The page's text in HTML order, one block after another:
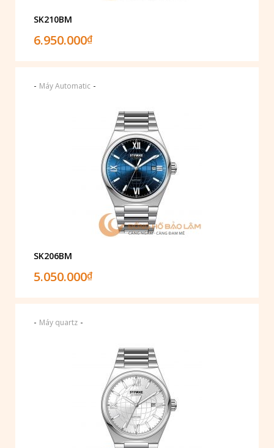
SK210BM
6.950.000₫
- Máy Automatic -
SK206BM
5.050.000₫
- Máy quartz -